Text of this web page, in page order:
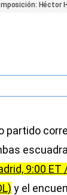
Héctor
partido
9:00 ET
y el